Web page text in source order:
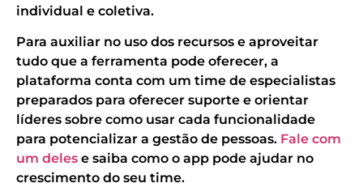
individual e coletiva.
Para auxiliar no uso dos recursos e aproveitar
tudo que a ferramenta pode oferecer, a
plataforma conta com um time de especialistas
preparados para oferecer suporte e orientar
líderes sobre como usar cada funcionalidade
para potencializar a gestão de pessoas. Fale com
um deles e saiba como o app pode ajudar no
crescimento do seu time.